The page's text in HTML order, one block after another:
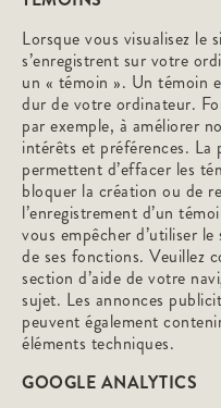
Lorsque vous visualisez le
s’enregistrent sur votre
un « témoin ». Un témoin
dur de votre ordinateur.
par exemple, à améliorer
intérêts et préférences.
permettent d’effacer les
bloquer la création ou de
l’enregistrement d’un
vous empêcher d’utiliser
de ses fonctions. Veuillez
section d’aide de votre
sujet. Les annonces
peuvent également
éléments techniques.
GOOGLE ANALYTICS